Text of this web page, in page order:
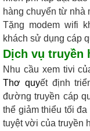
hàng chuyển từ nhà
Tặng modem wifi
khách sử dụng cáp
Dịch vụ truyền
Nhu cầu xem tivi
Thơ quyết định
đường truyền cáp
thể giảm thiểu tối
tuyệt vời của truyền